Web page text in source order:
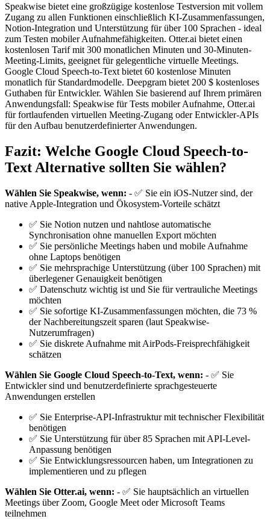
Speakwise bietet eine großzügige kostenlose Testversion mit vollem
Zugang zu allen Funktionen einschließlich KI-Zusammenfassungen,
Notion-Integration und Unterstützung für über 100 Sprachen - ideal
zum Testen mobiler Aufnahmefähigkeiten. Otter.ai bietet einen
kostenlosen Tarif mit 300 monatlichen Minuten und 30-Minuten-
Meeting-Limits, geeignet für gelegentliche virtuelle Meetings.
Google Cloud Speech-to-Text bietet 60 kostenlose Minuten
monatlich für Standardmodelle. Deepgram bietet 200 $ kostenloses
Guthaben für Entwickler. Wählen Sie basierend auf Ihrem primären
Anwendungsfall: Speakwise für Tests mobiler Aufnahme, Otter.ai
für fortlaufenden virtuellen Meeting-Zugang oder Entwickler-APIs
für den Aufbau benutzerdefinierter Anwendungen.
Fazit: Welche Google Cloud Speech-to-
Text Alternative sollten Sie wählen?
Wählen Sie Speakwise, wenn: - ✅ Sie ein iOS-Nutzer sind, der
native Apple-Integration und Ökosystem-Vorteile schätzt
✅ Sie Notion nutzen und nahtlose automatische
Synchronisation ohne manuellen Export möchten
✅ Sie persönliche Meetings haben und mobile Aufnahme
ohne Laptops benötigen
✅ Sie mehrsprachige Unterstützung (über 100 Sprachen) mit
überlegener Genauigkeit benötigen
✅ Datenschutz wichtig ist und Sie für vertrauliche Meetings
möchten
✅ Sie sofortige KI-Zusammenfassungen möchten, die 73 %
der Nachbereitungszeit sparen (laut Speakwise-
Nutzerumfragen)
✅ Sie diskrete Aufnahme mit AirPods-Freisprechfähigkeit
schätzen
Wählen Sie Google Cloud Speech-to-Text, wenn: - ✅ Sie
Entwickler sind und benutzerdefinierte sprachgesteuerte
Anwendungen erstellen
✅ Sie Enterprise-API-Infrastruktur mit technischer Flexibilität
benötigen
✅ Sie Unterstützung für über 85 Sprachen mit API-Level-
Anpassung benötigen
✅ Sie Entwicklungsressourcen haben, um Integrationen zu
implementieren und zu pflegen
Wählen Sie Otter.ai, wenn: - ✅ Sie hauptsächlich an virtuellen
Meetings über Zoom, Google Meet oder Microsoft Teams
teilnehmen